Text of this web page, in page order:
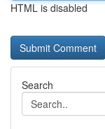
HTML is disabled
Search